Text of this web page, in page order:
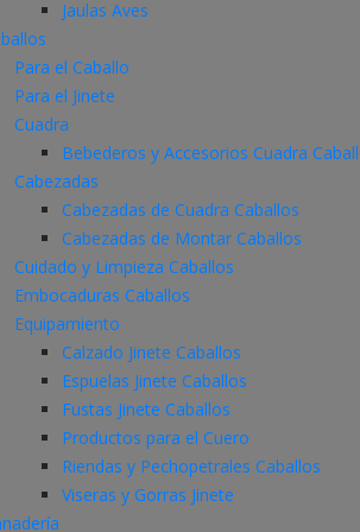
Jaulas Aves
Para el Caballo
Para el Jinete
Cuadra
Bebederos y Accesorios Cuadra
Cabezadas
Cabezadas de Cuadra Caballos
Cabezadas de Montar Caballos
Cuidado y Limpieza Caballos
Embocaduras Caballos
Equipamiento
Calzado Jinete Caballos
Espuelas Jinete Caballos
Fustas Jinete Caballos
Productos para el Cuero
Riendas y Pechopetrales Caballos
Viseras y Gorras Jinete